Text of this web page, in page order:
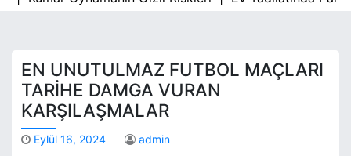
EN UNUTULMAZ FUTBOL MAÇLARI
TARIHE DAMGA VURAN
KARŞILAŞMALAR
Eylül 16, 2024 admin